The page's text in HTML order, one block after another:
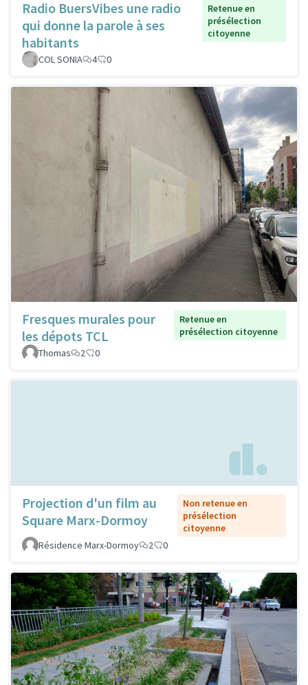
Radio BuersVibes une radio
qui donne la parole à ses
habitants
Retenue en
présélection
citoyenne
COL SONIA 4 0
Fresques murales pour
les dépots TCL
Retenue en
présélection citoyenne
Thomas
2 0
Projection d'un film au
Square Marx-Dormoy
Non retenue en
présélection
citoyenne
Résidence Marx-Dormoy
2 0